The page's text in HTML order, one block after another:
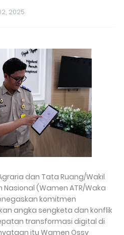
2025
dan Tata Ruang/Wakil
(Wamen ATR/Waka
komitmen
angka sengketa dan konflik
transformasi digital di
itu Wamen Ossy